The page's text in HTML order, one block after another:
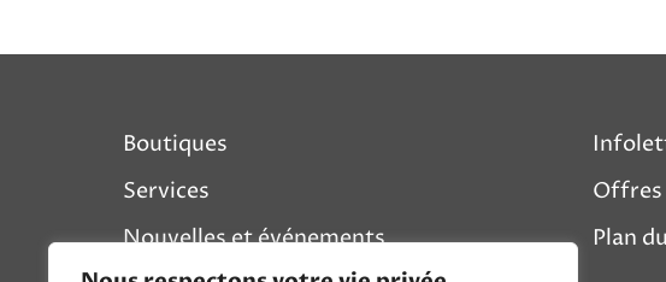
Boutiques
Services
Nouvelles et événements
Offres
Plan